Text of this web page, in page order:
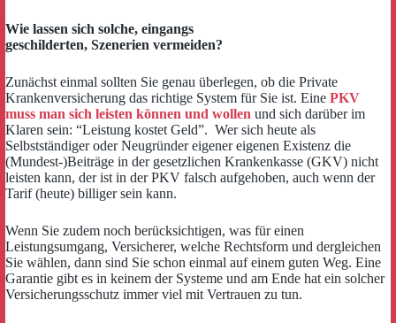
Wie lassen sich solche, eingangs
geschilderten, Szenerien vermeiden?
Zunächst einmal sollten Sie genau überlegen, ob die Private
Krankenversicherung das richtige System für Sie ist. Eine PKV
muss man sich leisten können und wollen und sich darüber im
Klaren sein: “Leistung kostet Geld”. Wer sich heute als
Selbstständiger oder Neugründer eigener eigenen Existenz die
(Mundest-)Beiträge in der gesetzlichen Krankenkasse (GKV) nicht
leisten kann, der ist in der PKV falsch aufgehoben, auch wenn der
Tarif (heute) billiger sein kann.
Wenn Sie zudem noch berücksichtigen, was für einen
Leistungsumgang, Versicherer, welche Rechtsform und dergleichen
Sie wählen, dann sind Sie schon einmal auf einem guten Weg. Eine
Garantie gibt es in keinem der Systeme und am Ende hat ein solcher
Versicherungsschutz immer viel mit Vertrauen zu tun.